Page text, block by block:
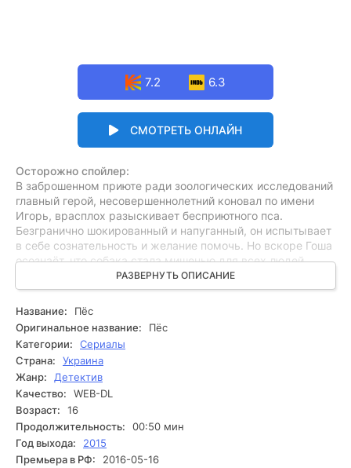
7.2 6.3
СМОТРЕТЬ ОНЛАЙН
Осторожно спойлер:
В заброшенном приюте ради зоологических исследований
главный герой, несовершеннолетний коновал по имени
Игорь, врасплох разыскивает бесприютного пса.
Безгранично шокированный и напуганный, он испытывает
в себе сознательность и желание помочь. Но вскоре Гоша
осознаёт, что собака стала мишенью для всех людей,
которые желают её поймать по неясным причинам. С
каждым днём ситуация становится всё более опасной:
неизвестные травят их, а Гоша сталкивается с выбором -
окружающие собаку, начинают раскрываться, и
незадолго Гоша понимает, что его собственное прошлое
связано с её судьбой. На каком этапе Гоша осознаёт, что
исключительно совместно им предоставляется
возможность противодействовать угрозе?
РАЗВЕРНУТЬ ОПИСАНИЕ
Название:
Пёс
Оригинальное название:
Пёс
Категории:
Сериалы
Страна:
Украина
Жанр:
Детектив
Качество:
WEB-DL
Возраст:
16
Продолжительность:
00:50 мин
Год выхода:
2015
Премьера в РФ:
2016-05-16